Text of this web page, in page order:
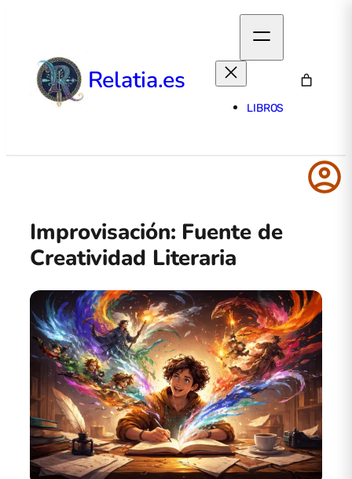
Relatia.es
LIBROS
Improvisación: Fuente de
Creatividad Literaria
account_circle